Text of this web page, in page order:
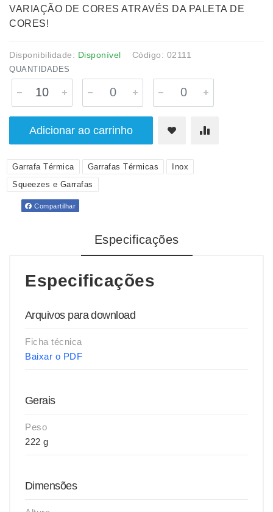
VARIAÇÃO DE CORES ATRAVÉS DA PALETA DE
CORES!
Disponibilidade: Disponível Código: 02111
QUANTIDADES
Adicionar ao carrinho
Garrafa Térmica Garrafas Térmicas
Inox
Squeezes e Garrafas
Compartilhar
Especificações
Especificações
Arquivos para download
Ficha técnica
Baixar o PDF
Gerais
Peso
222 g
Dimensões